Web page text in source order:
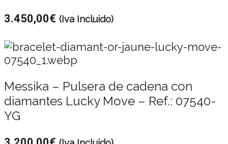
3.450,00€ (Iva Incluido)
Messika – Pulsera de cadena con
diamantes Lucky Move – Ref.: 07540-
YG